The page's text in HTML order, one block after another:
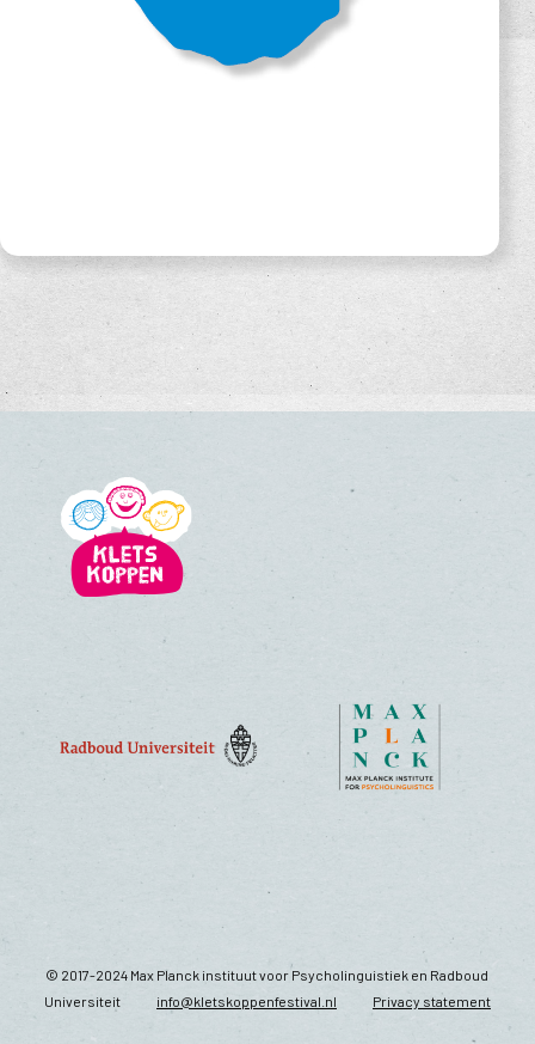
© 2017-2024 Max Planck instituut voor Psycholinguistiek en Radboud
Universiteit
info@kletskoppenfestival.nl Privacy statement